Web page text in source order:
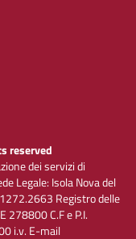
reserved
dei servizi di
Legale: Isola Nova del
Registro delle
278800 C.F e P.I.
i.v. E-mail